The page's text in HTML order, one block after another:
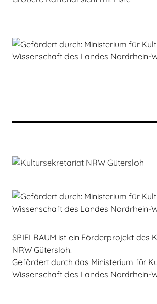
SPIELRAUM ist ein Förderprojekt des
NRW Gütersloh.
Gefördert durch das Ministerium für
Wissenschaft des Landes Nordrhein-